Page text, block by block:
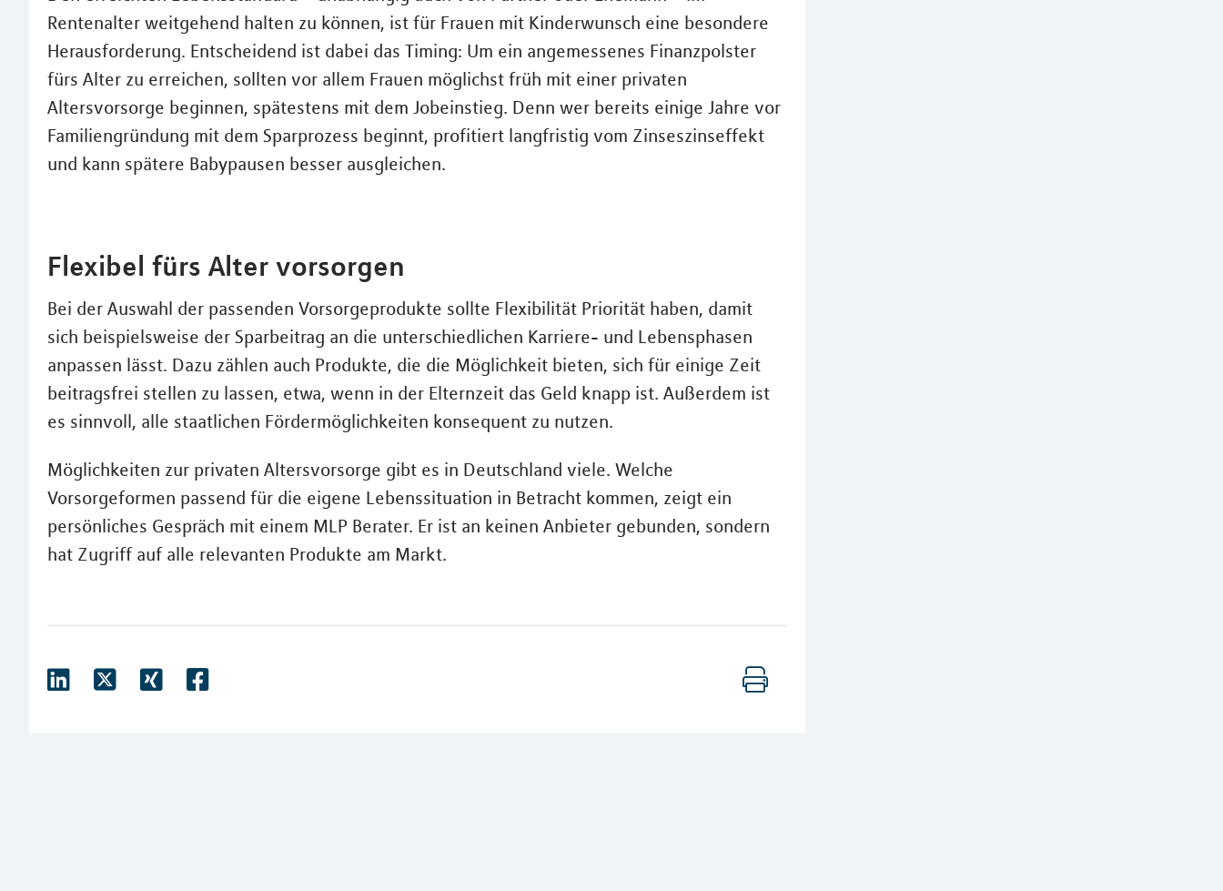
Rentenalter weitgehend halten zu können, ist für Frauen mit Kinderwunsch eine besondere
Herausforderung. Entscheidend ist dabei das Timing: Um ein angemessenes Finanzpolster
fürs Alter zu erreichen, sollten vor allem Frauen möglichst früh mit einer privaten
Altersvorsorge beginnen, spätestens mit dem Jobeinstieg. Denn wer bereits einige Jahre vor
Familiengründung mit dem Sparprozess beginnt, profitiert langfristig vom Zinseszinseffekt
und kann spätere Babypausen besser ausgleichen.
Flexibel fürs Alter vorsorgen
Bei der Auswahl der passenden Vorsorgeprodukte sollte Flexibilität Priorität haben, damit
sich beispielsweise der Sparbeitrag an die unterschiedlichen Karriere- und Lebensphasen
anpassen lässt. Dazu zählen auch Produkte, die die Möglichkeit bieten, sich für einige Zeit
beitragsfrei stellen zu lassen, etwa, wenn in der Elternzeit das Geld knapp ist. Außerdem ist
es sinnvoll, alle staatlichen Fördermöglichkeiten konsequent zu nutzen.
Möglichkeiten zur privaten Altersvorsorge gibt es in Deutschland viele. Welche
Vorsorgeformen passend für die eigene Lebenssituation in Betracht kommen, zeigt ein
persönliches Gespräch mit einem MLP Berater. Er ist an keinen Anbieter gebunden, sondern
hat Zugriff auf alle relevanten Produkte am Markt.